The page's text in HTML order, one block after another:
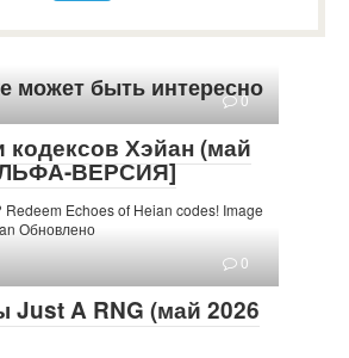
может быть интересно
0
кодексов Хэйан (май
ВЕРСИЯ]
Redeem Echoes of Heian codes! Image
Обновлено
0
Just A RNG (май 2026